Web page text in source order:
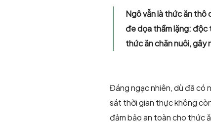
Ngô vẫn là thức ăn thô
đe dọa thầm lặng: độc
thức ăn chăn nuôi, gây
Đáng ngạc nhiên, dù đã có
sát thời gian thực không
đảm bảo an toàn cho thức